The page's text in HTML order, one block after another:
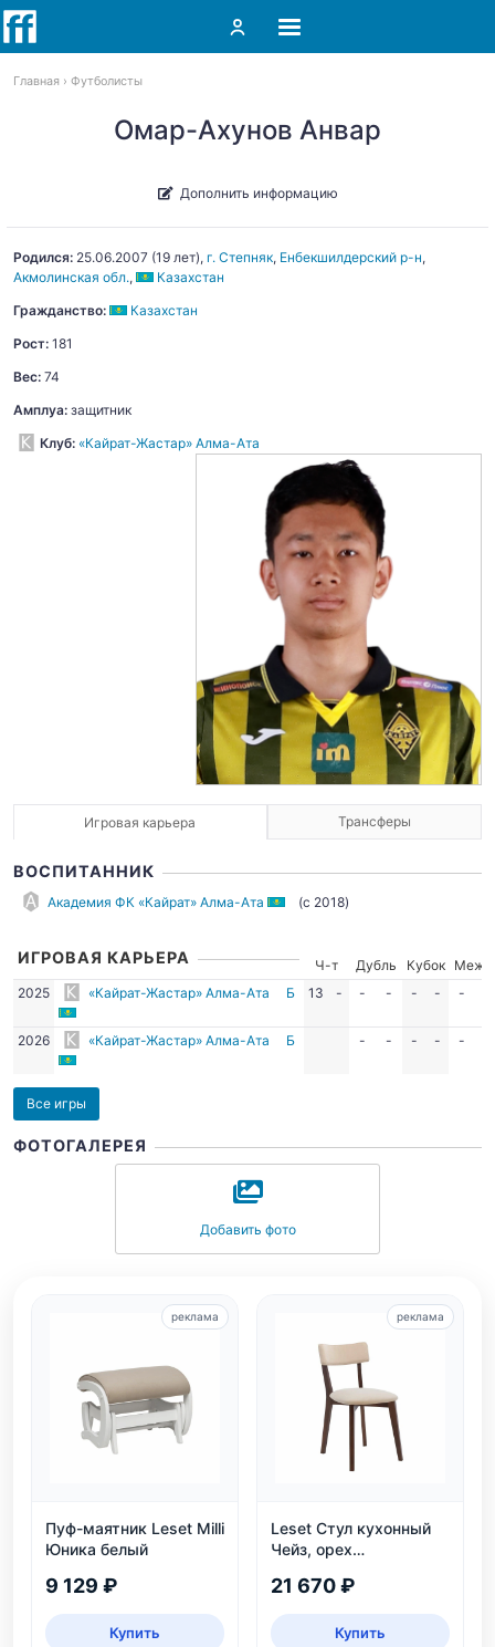
Главная Футболисты
Омар-Ахунов Анвар
Дополнить информацию
Родился: 25.06.2007 (19 лет), г. Степняк, Енбекшилдерский р-н,
Акмолинская обл.,
Казахстан
Гражданство:
Казахстан
Рост: 181
Вес: 74
Амплуа: защитник
Клуб: «Кайрат-Жастар» Алма-Ата
Игровая карьера Трансферы
ВОСПИТАННИК
Академия ФК «Кайрат» Алма-Ата (c 2018)
ИГРОВАЯ КАРЬЕРА Ч-т Дубль Кубок
Межд.
2025
«Кайрат-Жастар» Алма-Ата Б 13 - - - - - -
2026 «Кайрат-Жастар» Алма-Ата Б - - - - -
Все игры
ФОТОГАЛЕРЕЯ
Добавить фото
Пуф-маятник Leset Milli
Юника белый
9 129 ₽
Купить
реклама
Leset Стул кухонный
Чейз, орех
21 670 ₽
Купить
реклама